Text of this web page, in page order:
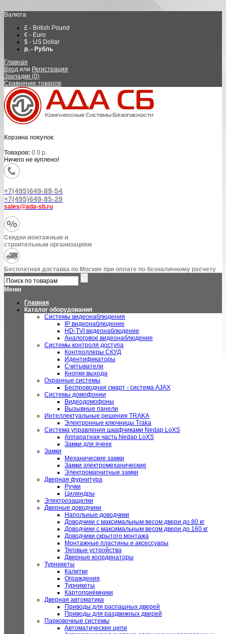
Валюта
£ - British Pound
€ - Euro
$ - US Dollar
р. - Рубль
Главная
Вход или Регистрация
Закладки (0)
Сравнение товаров
Корзина покупок
Товаров: 0 0 р.
Ничего не куплено!
+7(495)649-89-54
+7(495)649-85-29
sales@ada-sb.ru
Скидки монтажным и
строительным организациям
Бесплатная доставка по Москве при оплате по безналичному расчету
Меню
Главная
Каталог оборудования
Системы видеонаблюдения
IP видеонаблюдение
HD-TVI видеонаблюдение
Аналоговое видеонаблюдение
Системы контроля доступа
Контроллеры СКУД
Идентификаторы
Считыватели
Кнопки выхода
Охранные системы
Беспроводная смарт - система AJAX
Системы домофонии
Видеодомофоны
Вызывные панели
Интеллектуальные решения TRAKA
Электронные ключницы Traka
Система управления шкафчиками Nedap LoXS
Аппаратная часть Nedap LoXS
Замки для ячеек
Замки
Механические замки
Замки электромеханические
Электромагнитные замки
Дверная фурнитура
Ручки
Цилиндры
Электрозащелки
Дверные доводчики
Напольные доводчики
Доводчики с максимальным весом двери до 80 кг
Доводчики с максимальным весом двери до 160 кг
Доводчики скрытого монтажа
Монтажные пластины и аксессуары
Тяговые устройства
Дверные координаторы
Турникеты
Калитки
Ограждения
Турникеты
Картоприёмники
Дверная автоматика
Приводы для распашных дверей
Приводы для раздвижных дверей
Парковочные системы
Автоматические цепи